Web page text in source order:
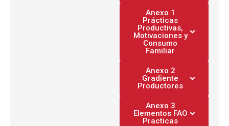
Anexo 1
Prácticas
Productivas,
Motivaciones y
Consumo
Familiar
Anexo 2
Gradiente
Productores
Anexo 3
Elementos FAO
Practicas